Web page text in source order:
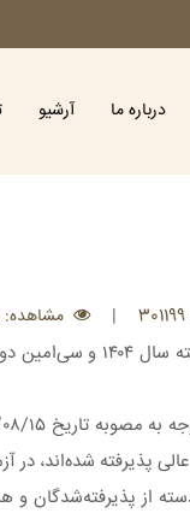
درباره ما آرشیو
| مشاهده: 415
زمان مجدد ثبت‌نام